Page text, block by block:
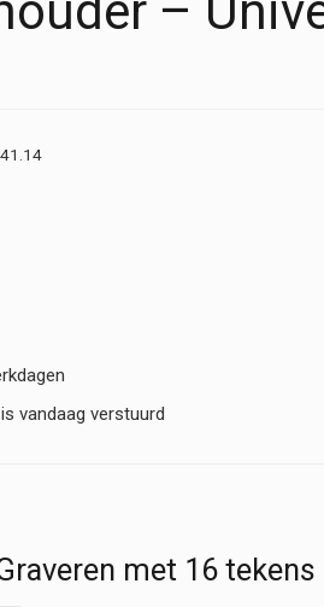
vandaag verstuurd
met 16 tekens